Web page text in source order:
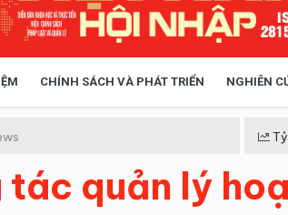
CHÍNH SÁCH VÀ PHÁT TRIỂN NGHIÊN
quản lý